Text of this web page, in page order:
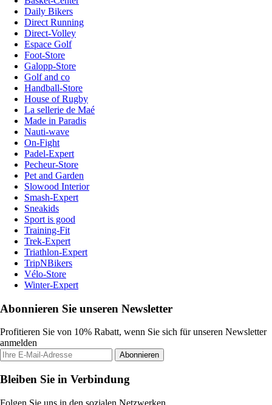
Daily Bikers
Direct Running
Direct-Volley
Espace Golf
Foot-Store
Galopp-Store
Golf and co
Handball-Store
House of Rugby
La sellerie de Maé
Made in Paradis
Nauti-wave
On-Fight
Padel-Expert
Pecheur-Store
Pet and Garden
Slowood Interior
Smash-Expert
Sneakids
Sport is good
Training-Fit
Trek-Expert
Triathlon-Expert
TripNBikers
Vélo-Store
Winter-Expert
Abonnieren Sie unseren Newsletter
Profitieren Sie von 10% Rabatt, wenn Sie sich für unseren Newsletter
anmelden
Abonnieren
Bleiben Sie in Verbindung
Folgen Sie uns in den sozialen Netzwerken